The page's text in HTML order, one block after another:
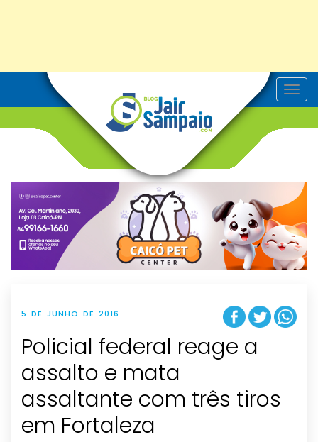
T
o
v
g
t
i
o
n
5 DE JUNHO DE 2016
Policial federal reage a
assalto e mata
assaltante com três tiros
em Fortaleza